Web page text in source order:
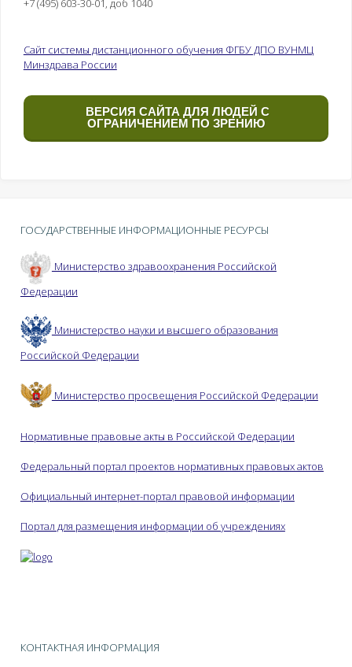
+7 (495) 603-30-01, доб 1040
Сайт системы дистанционного обучения ФГБУ ДПО ВУНМЦ
Минздрава России
ВЕРСИЯ САЙТА ДЛЯ ЛЮДЕЙ С
ОГРАНИЧЕНИЕМ ПО ЗРЕНИЮ
ГОСУДАРСТВЕННЫЕ ИНФОРМАЦИОННЫЕ РЕСУРСЫ
Министерство здравоохранения Российской
Федерации
Министерство науки и высшего образования
Российской Федерации
Министерство просвещения Российской Федерации
Нормативные правовые акты в Российской Федерации
Федеральный портал проектов нормативных правовых актов
Официальный интернет-портал правовой информации
Портал для размещения информации об учреждениях
КОНТАКТНАЯ ИНФОРМАЦИЯ